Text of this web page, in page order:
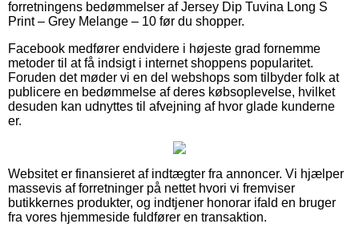
forretningens bedømmelser af Jersey Dip Tuvina Long S
Print – Grey Melange – 10 før du shopper.
Facebook medfører endvidere i højeste grad fornemme
metoder til at få indsigt i internet shoppens popularitet.
Foruden det møder vi en del webshops som tilbyder folk at
publicere en bedømmelse af deres købsoplevelse, hvilket
desuden kan udnyttes til afvejning af hvor glade kunderne
er.
Websitet er finansieret af indtægter fra annoncer. Vi hjælper
massevis af forretninger på nettet hvori vi fremviser
butikkernes produkter, og indtjener honorar ifald en bruger
fra vores hjemmeside fuldfører en transaktion.